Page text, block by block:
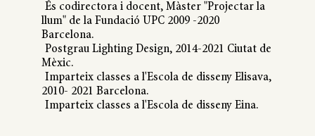
És codirectora i docent, Màster "Projectar la
llum" de la Fundació UPC 2009 -2020
Barcelona.
Postgrau Lighting Design, 2014-2021 Ciutat de
Mèxic.
Imparteix classes a l'Escola de disseny Elisava,
2010- 2021 Barcelona.
Imparteix classes a l'Escola de disseny Eina.